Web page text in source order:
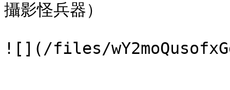
攝影怪兵器）